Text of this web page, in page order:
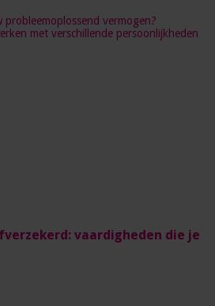
vermogen?
met verschillende persoonlijkheden
vaardigheden die je